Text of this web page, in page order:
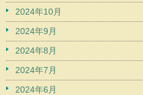
2024年10月
2024年9月
2024年8月
2024年7月
2024年6月